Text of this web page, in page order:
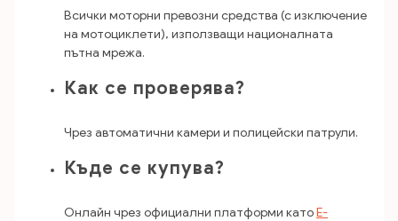
Всички моторни превозни средства (с изключение
на мотоциклети), използващи националната
пътна мрежа.
Как се проверява?
Чрез автоматични камери и полицейски патрули.
Къде се купува?
Онлайн чрез официални платформи катоE-